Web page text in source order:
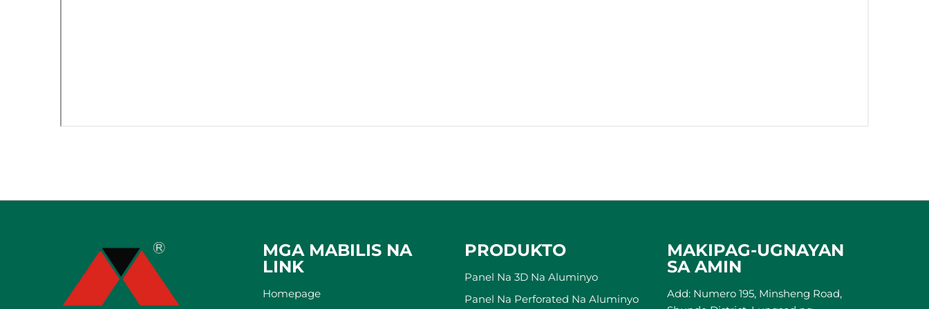
MGA MABILIS NA
LINK
Homepage
PRODUKTO
Panel Na 3D Na Aluminyo
Panel Na Perforated Na Aluminyo
MAKIPAG-UGNAYAN
SA AMIN
Add: Numero 195, Minsheng Road,